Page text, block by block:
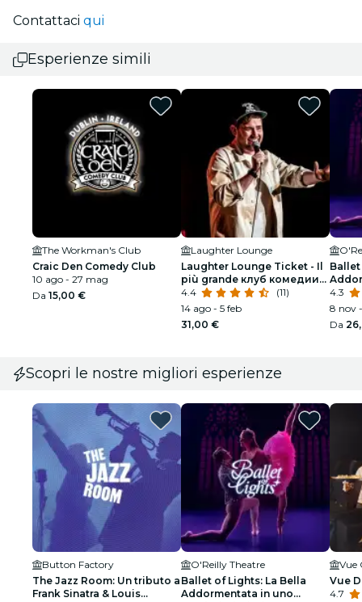
Contattaci qui
Esperienze simili
The Workman's Club
Craic Den Comedy Club
10 ago - 27 mag
Da 15,00 €
Laughter Lounge
Laughter Lounge Ticket - Il
più grande клуб комедии
Ирланда
4.4
(11)
14 ago - 5 feb
31,00 €
Ballet
4.3
8 nov
Da
Scopri le nostre migliori esperienze
Button Factory
The Jazz Room: Un tributo a
Frank Sinatra & Louis
O'Reilly Theatre
Ballet of Lights: La Bella
Addormentata in uno
Vue
Vue
4.7